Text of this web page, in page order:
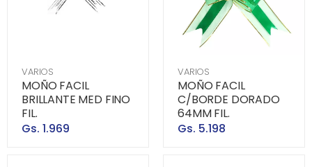
VARIOS
MOÑO FACIL
BRILLANTE MED FINO
FIL.
Gs. 1.969
VARIOS
MOÑO FACIL
C/BORDE DORADO
64MM FIL.
Gs. 5.198